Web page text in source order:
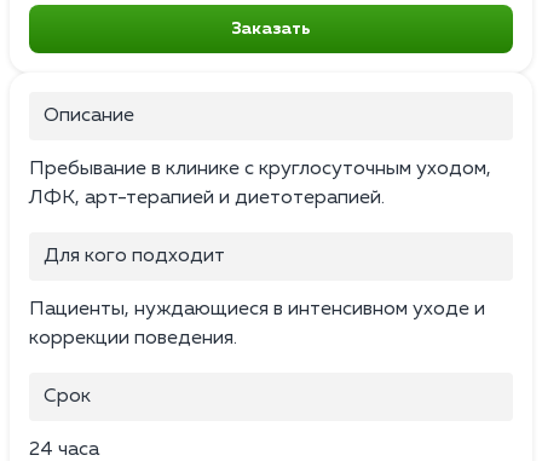
Заказать
Описание
Пребывание в клинике с круглосуточным уходом,
ЛФК, арт-терапией и диетотерапией.
Для кого подходит
Пациенты, нуждающиеся в интенсивном уходе и
коррекции поведения.
Срок
24 часа